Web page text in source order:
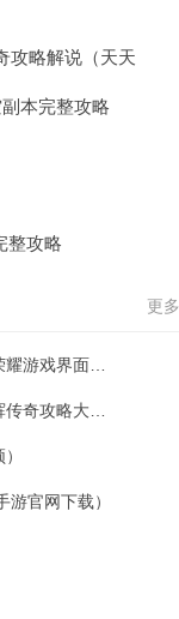
攻略解说（天天
版）
整攻略
更
王者荣耀游戏界面设置技巧在哪里（王者荣耀游戏界面设置技巧在哪里设置）
手游王者光辉传奇攻略大全（手游王者光辉传奇攻略大全图文）
官网下载）